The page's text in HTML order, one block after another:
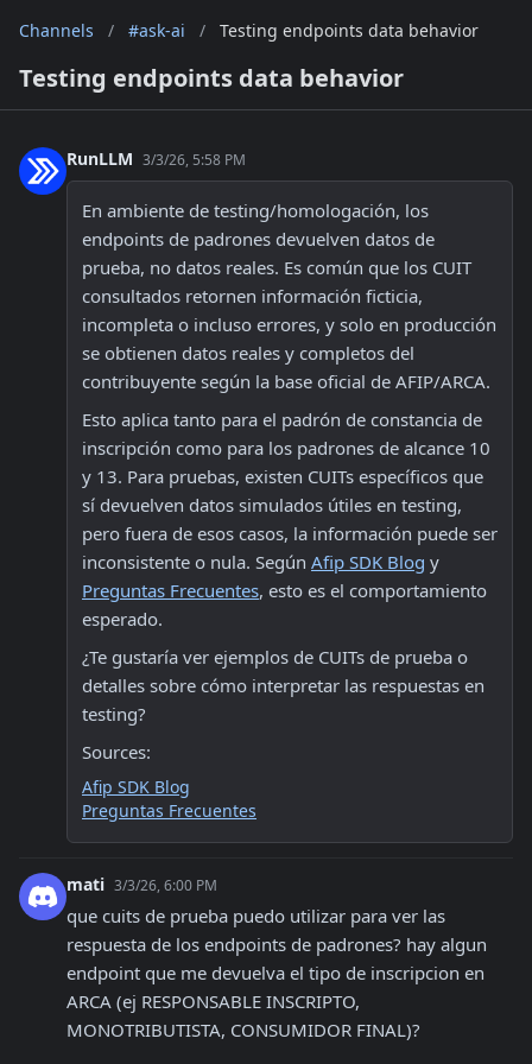
Channels / #ask-ai / Testing endpoints data behavior
Testing endpoints data behavior
RunLLM 3/3/26, 5:58 PM
En ambiente de testing/homologación, los
endpoints de padrones devuelven datos de
prueba, no datos reales. Es común que los CUIT
consultados retornen información ficticia,
incompleta o incluso errores, y solo en producción
se obtienen datos reales y completos del
contribuyente según la base oficial de AFIP/ARCA.
Esto aplica tanto para el padrón de constancia de
inscripción como para los padrones de alcance 10
y 13. Para pruebas, existen CUITs específicos que
sí devuelven datos simulados útiles en testing,
pero fuera de esos casos, la información puede ser
inconsistente o nula. Según Afip SDK Blog
Preguntas Frecuentes, esto es el comportamiento
esperado.
¿Te gustaría ver ejemplos de CUITs de prueba o
detalles sobre cómo interpretar las respuestas en
testing?
Sources:
Afip SDK Blog
Preguntas Frecuentes
mati 3/3/26, 6:00 PM
que cuits de prueba puedo utilizar para ver las
respuesta de los endpoints de padrones? hay algun
endpoint que me devuelva el tipo de inscripcion en
ARCA (ej RESPONSABLE INSCRIPTO,
MONOTRIBUTISTA, CONSUMIDOR FINAL)?